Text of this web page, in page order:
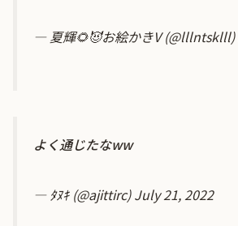
— 夏輝🌻😈お絵かきV (@lllntsklll)
よく通じたなww
— ﾀﾇｷ (@ajittirc)July 21, 2022